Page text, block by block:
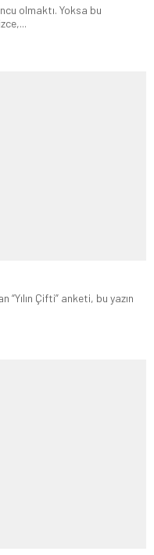
olmaktı. Yoksa bu
“Yılın Çifti” anketi, bu yazın